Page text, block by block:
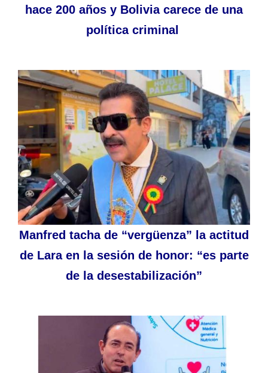
hace 200 años y Bolivia carece de una
política criminal
Manfred tacha de “vergüenza” la actitud
de Lara en la sesión de honor: “es parte
de la desestabilización”